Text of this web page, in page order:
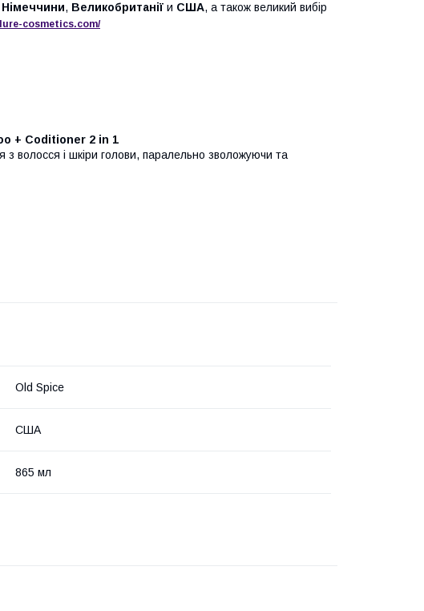
Німеччини, Великобританії и США, а також великий вибір
-cosmetics.com/
+ Coditioner 2 in 1
волосся і шкіри голови, паралельно зволожуючи та
Old Spice
США
865 мл